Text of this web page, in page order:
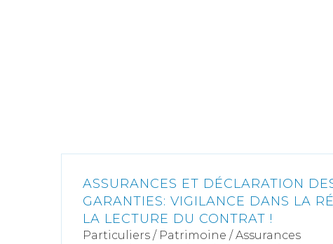
ASSURANCES ET DÉCLARATION
GARANTIES: VIGILANCE DANS LA
LA LECTURE DU CONTRAT !
Particuliers / Patrimoine /Assurances